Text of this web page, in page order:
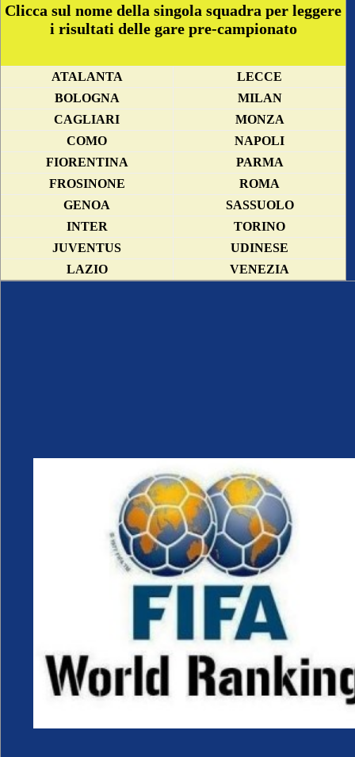
Clicca sul nome della singola squadra per leggere
i risultati delle gare pre-campionato
ATALANTA
LECCE
BOLOGNA
MILAN
CAGLIARI
MONZA
COMO
NAPOLI
FIORENTINA
PARMA
FROSINONE
ROMA
GENOA
SASSUOLO
INTER
TORINO
JUVENTUS
UDINESE
LAZIO
VENEZIA